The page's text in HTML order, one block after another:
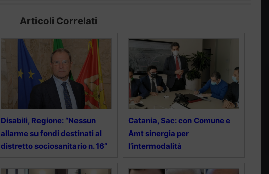
Articoli Correlati
Disabili, Regione: “Nessun
allarme su fondi destinati al
distretto sociosanitario n. 16”
Catania, Sac: con Comune e
Amt sinergia per
l’intermodalità